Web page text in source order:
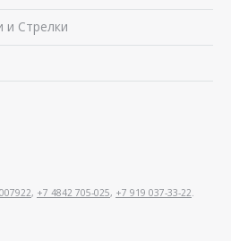
и Стрелки
, +7 4842 705-025, +7 919 037-33-22.